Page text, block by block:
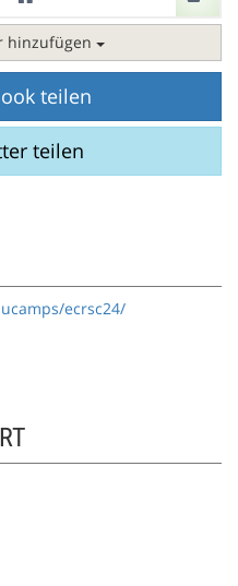
hinzufügen
teilen
teilen
ecrsc24/